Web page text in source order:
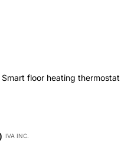
Smart floor heating thermostat
IVA INC.